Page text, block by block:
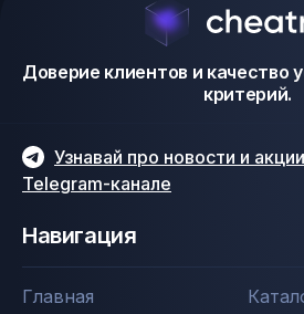
Доверие клиентов и качество
критерий.
Узнавай про новости и
Telegram-канале
Навигация
Главная